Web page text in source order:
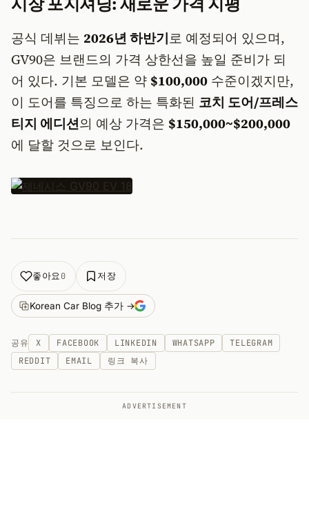
공식 데뷔는 2026년 하반기로 예정되어 있으며,
GV90은 브랜드의 가격 상한선을 높일 준비가 되
어 있다. 기본 모델은 약 $100,000 수준이겠지만,
이 도어를 특징으로 하는 특화된 코치 도어/프레스
티지 에디션의 예상 가격은 $150,000~$200,000
에 달할 것으로 보인다.
좋아요0 저장
Korean Car Blog 추가 →
공유 X FACEBOOK LINKEDIN WHATSAPP
TELEGRAM
REDDIT
EMAIL 링크 복사
ADVERTISEMENT